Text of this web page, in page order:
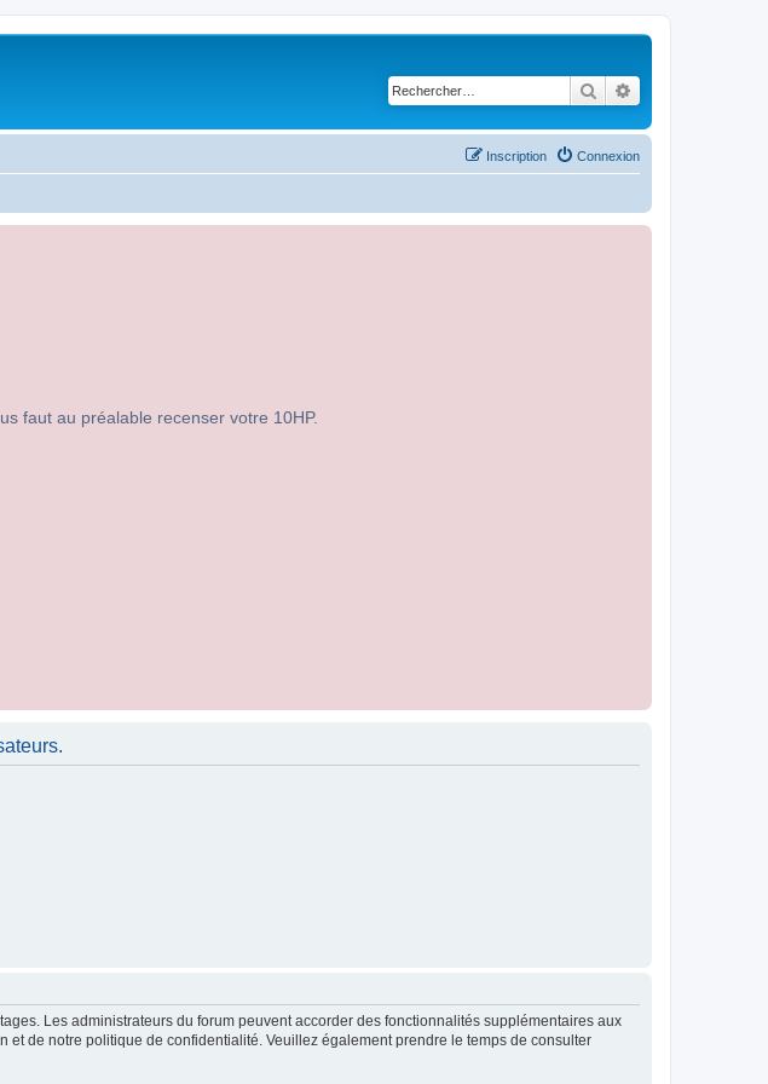
Rechercher
Connexion
Inscription
faut au préalable recenser votre 10HP.
Les administrateurs du forum peuvent accorder des fonctionnalités supplémentaires aux
et de notre politique de confidentialité. Veuillez également prendre le temps de consulter